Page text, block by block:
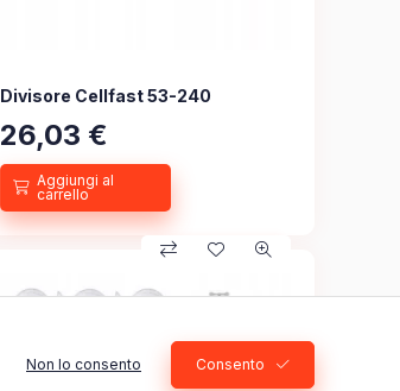
Divisore Cellfast 53-240
26,03 €
Non lo consento Consento